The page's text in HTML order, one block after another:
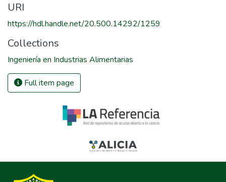
URI
https://hdl.handle.net/20.500.14292/1259
Collections
Ingeniería en Industrias Alimentarias
Full item page